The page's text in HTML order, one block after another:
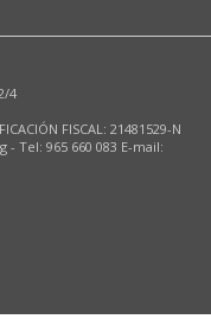
4
FISCAL: 21481529-N
- Tel: 965 660 083 E-mail: